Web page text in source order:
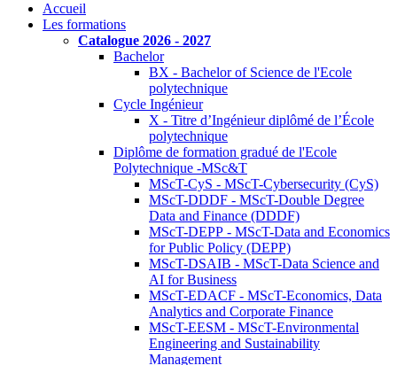
Accueil
Les formations
Catalogue 2026 - 2027
Bachelor
BX - Bachelor of Science de l'Ecole
polytechnique
Cycle Ingénieur
X - Titre d’Ingénieur diplômé de l’École
polytechnique
Diplôme de formation gradué de l'Ecole
Polytechnique -MSc&T
MScT-CyS - MScT-Cybersecurity (CyS)
MScT-DDDF - MScT-Double Degree
Data and Finance (DDDF)
MScT-DEPP - MScT-Data and Economics
for Public Policy (DEPP)
MScT-DSAIB - MScT-Data Science and
AI for Business
MScT-EDACF - MScT-Economics, Data
Analytics and Corporate Finance
MScT-EESM - MScT-Environmental
Engineering and Sustainability
Management